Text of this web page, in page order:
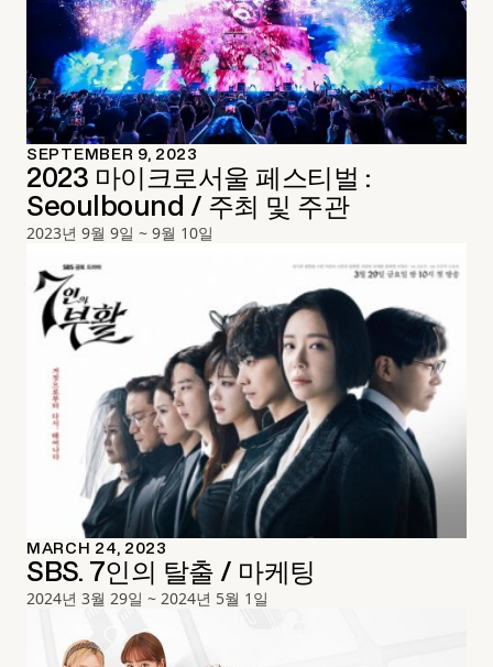
SEPTEMBER 9, 2023
2023 마이크로서울 페스티벌 :
Seoulbound / 주최 및 주관
2023년 9월 9일 ~ 9월 10일
MARCH 24, 2023
SBS. 7인의 탈출 / 마케팅
2024년 3월 29일 ~ 2024년 5월 1일